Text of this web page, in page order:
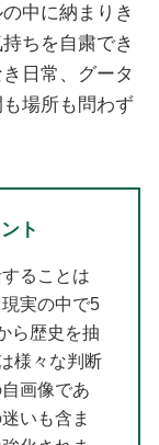
中に納まりき
ちを自粛でき
日常、グータ
場所も問わず
ト
ることは
実の中で5
ら歴史を抽
様々な判断
画像であ
いも含ま